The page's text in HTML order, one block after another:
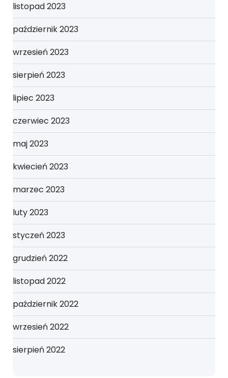
listopad 2023
październik 2023
wrzesień 2023
sierpień 2023
lipiec 2023
czerwiec 2023
maj 2023
kwiecień 2023
marzec 2023
luty 2023
styczeń 2023
grudzień 2022
listopad 2022
październik 2022
wrzesień 2022
sierpień 2022